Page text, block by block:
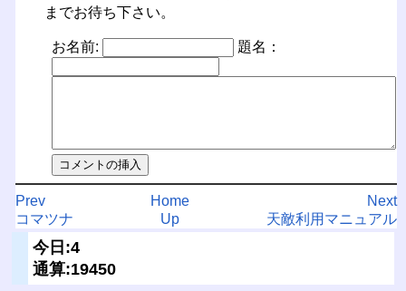
までお待ち下さい。
お名前: 題名：
Prev
コマツナ
Next
天敵利用マニュアル
Home
Up
今日:4
通算:19450